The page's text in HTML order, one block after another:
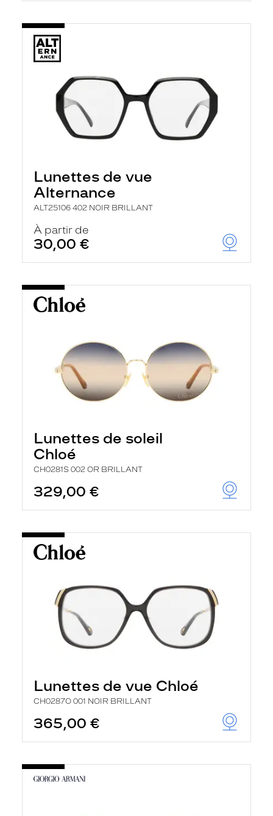
Lunettes de vue
Alternance
ALT25106 402 NOIR BRILLANT
À partir de
30,00 €
Lunettes de soleil
Chloé
CH0281S 002 OR BRILLANT
329,00 €
Lunettes de vue Chloé
CH0287O 001 NOIR BRILLANT
365,00 €